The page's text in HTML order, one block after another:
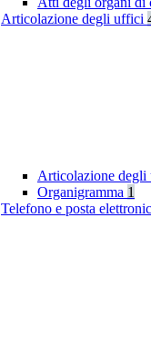
Articolazione degli uffici
Articolazione degli
Organigramma 1
Telefono e posta